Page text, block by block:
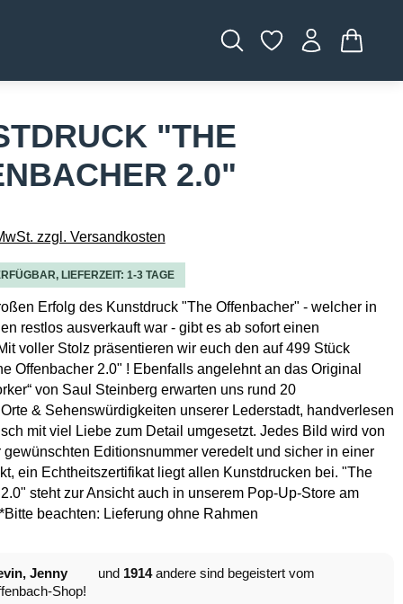
"THE
2.0"
zzgl. Versandkosten
LIEFERZEIT: 1-3 TAGE
Erfolg des Kunstdruck "The Offenbacher" - welcher in
restlos ausverkauft war - gibt es ab sofort einen
voller Stolz präsentieren wir euch den auf 499 Stück
Offenbacher 2.0" ! Ebenfalls angelehnt an das Original
von Saul Steinberg erwarten uns rund 20
& Sehenswürdigkeiten unserer Lederstadt, handverlesen
mit viel Liebe zum Detail umgesetzt. Jedes Bild wird von
gewünschten Editionsnummer veredelt und sicher in einer
ein Echtheitszertifikat liegt allen Kunstdrucken bei. "The
steht zur Ansicht auch in unserem Pop-Up-Store am
beachten: Lieferung ohne Rahmen
Jenny und 1914andere sind begeistert vom
Shop!